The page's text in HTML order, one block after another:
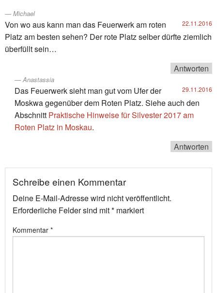
Michael
22.11.2016
Von wo aus kann man das Feuerwerk am roten
Platz am besten sehen? Der rote Platz selber dürfte ziemlich
überfüllt sein…
Antworten
Anastassia
29.11.2016
Das Feuerwerk sieht man gut vom Ufer der
Moskwa gegenüber dem Roten Platz. Siehe auch den
Abschnitt Praktische Hinweise für Silvester 2017 am
Roten Platz in Moskau.
Antworten
Schreibe einen Kommentar
Deine E-Mail-Adresse wird nicht veröffentlicht.
Erforderliche Felder sind mit* markiert
Kommentar *